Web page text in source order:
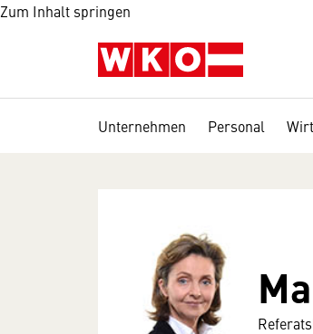
Zum Inhalt springen
Unternehmen Personal